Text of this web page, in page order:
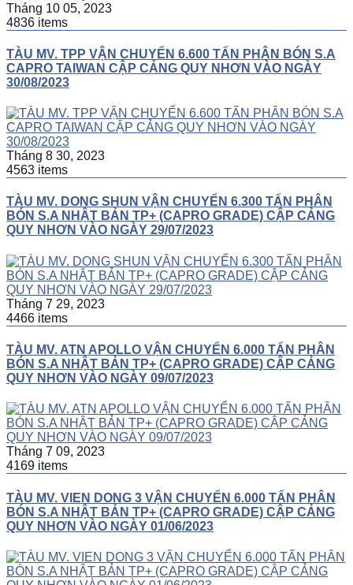
Tháng 10 05, 2023
4836 items
TÀU MV. TPP VẬN CHUYỂN 6.600 TẤN PHÂN BÓN S.A
CAPRO TAIWAN CẬP CẢNG QUY NHƠN VÀO NGÀY
30/08/2023
Tháng 8 30, 2023
4563 items
TÀU MV. DONG SHUN VẬN CHUYỂN 6.300 TẤN PHÂN
BÓN S.A NHẬT BẢN TP+ (CAPRO GRADE) CẬP CẢNG
QUY NHƠN VÀO NGÀY 29/07/2023
Tháng 7 29, 2023
4466 items
TÀU MV. ATN APOLLO VẬN CHUYỂN 6.000 TẤN PHÂN
BÓN S.A NHẬT BẢN TP+ (CAPRO GRADE) CẬP CẢNG
QUY NHƠN VÀO NGÀY 09/07/2023
Tháng 7 09, 2023
4169 items
TÀU MV. VIEN DONG 3 VẬN CHUYỂN 6.000 TẤN PHÂN
BÓN S.A NHẬT BẢN TP+ (CAPRO GRADE) CẬP CẢNG
QUY NHƠN VÀO NGÀY 01/06/2023